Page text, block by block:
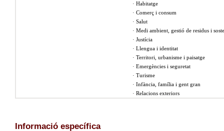
· Habitatge
· Comerç i consum
· Salut
· Medi ambient, gestió de residus i
· Justícia
· Llengua i identitat
· Territori, urbanisme i paisatge
· Emergències i seguretat
· Turisme
· Infància, família i gent gran
· Relacions exteriors
Informació específica